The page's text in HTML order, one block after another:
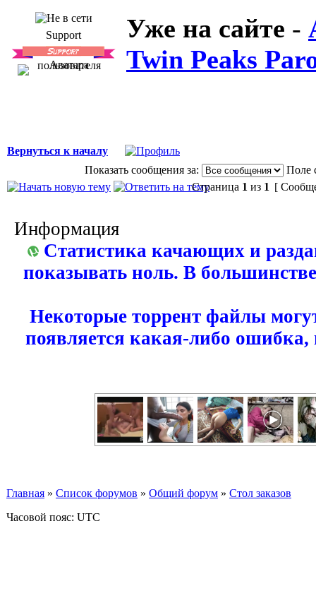
Support Уже на сайте -
Twin Peaks
Вернуться к началу
Показать сообщения за:
Поле
Страница 1 из 1 [
Информация
Статистика качающих и
показывать ноль. В
Некоторые торрент файлы
появляется какая-либо
Главная » Список форумов » Общий форум » Стол заказов
Часовой пояс: UTC